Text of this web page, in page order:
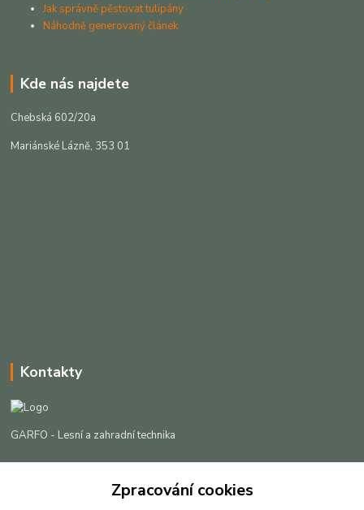
Jak správně pěstovat tulipány
Náhodně generovaný článek
Kde nás najdete
Chebská 602/20a
Mariánské Lázně, 353 01
Kontakty
GARFO - Lesní a zahradní technika
+420 725 301 044
Zpracování cookies